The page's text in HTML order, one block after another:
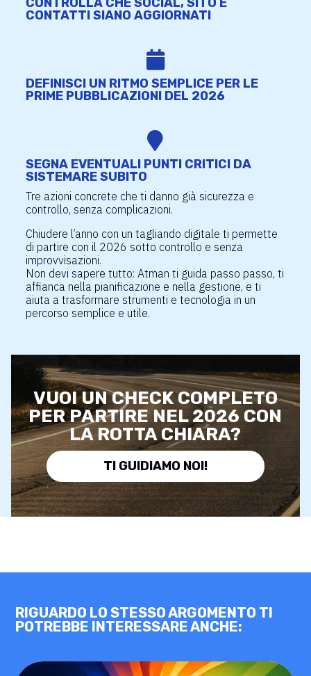
CONTATTI SIANO AGGIORNATI

DEFINISCI UN RITMO SEMPLICE PER LE
PRIME PUBBLICAZIONI DEL 2026

SEGNA EVENTUALI PUNTI CRITICI DA
SISTEMARE SUBITO
Tre azioni concrete che ti danno già sicurezza e
controllo, senza complicazioni.
Chiudere l’anno con un tagliando digitale ti permette
di partire con il 2026 sotto controllo e senza
improvvisazioni.
Non devi sapere tutto: Atman ti guida passo passo, ti
affianca nella pianificazione e nella gestione, e ti
aiuta a trasformare strumenti e tecnologia in un
percorso semplice e utile.
VUOI UN CHECK COMPLETO
PER PARTIRE NEL 2026 CON
LA ROTTA CHIARA?
TI GUIDIAMO NOI!
RIGUARDO LO STESSO ARGOMENTO TI
POTREBBE INTERESSARE ANCHE: